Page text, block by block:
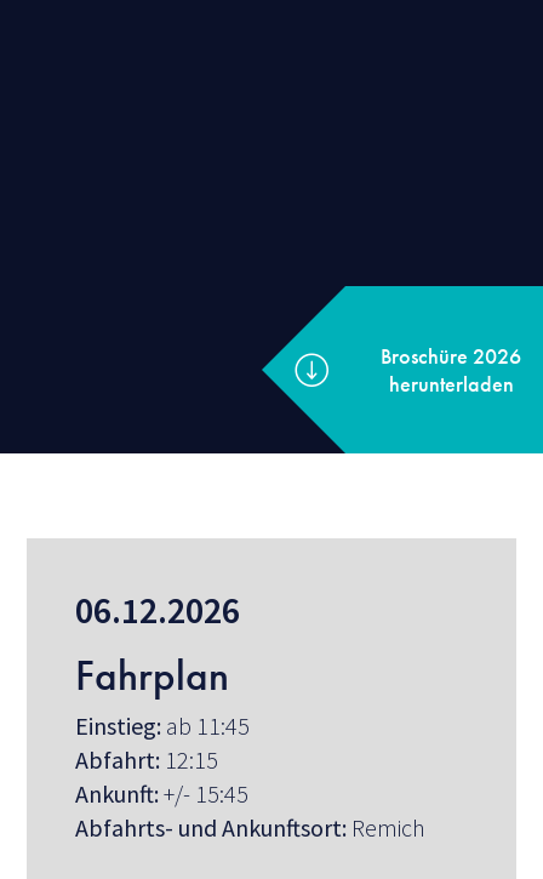
06.12.2026
Fahrplan
Einstieg: ab 11:45
Abfahrt: 12:15
Ankunft:+/- 15:45
Abfahrts- und Ankunftsort: Remich